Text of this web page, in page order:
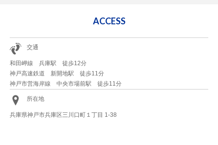
ACCESS
交通
和田岬線 兵庫駅 徒歩12分
神戸高速鉄道 新開地駅 徒歩11分
神戸市営海岸線 中央市場前駅 徒歩11分
所在地
兵庫県神戸市兵庫区三川口町１丁目 1-38